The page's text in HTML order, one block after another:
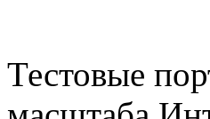
Тестовые